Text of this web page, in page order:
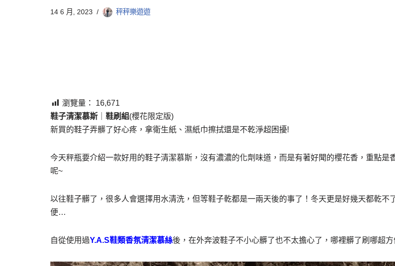
14 6 月, 2023 秤秤樂遊遊
瀏覽量：
16,671
鞋子清潔慕斯
鞋刷組(櫻花限定版)
新買的鞋子弄髒了好心疼，拿衛生紙、濕紙巾擦拭還是不乾淨超困擾!
今天秤瓶要介紹一款好用的鞋子清潔慕斯，沒有濃濃的化劑味道，而是有著好聞的櫻花香，重點是
呢~
以往鞋子髒了，很多人會選擇用水清洗，但等鞋子乾都是一兩天後的事了！冬天更是好幾天都乾不
便…
自從使用過Y.A.S鞋類香氛清潔慕絲後，在外奔波鞋子不小心髒了也不太擔心了，哪裡髒了刷哪超方